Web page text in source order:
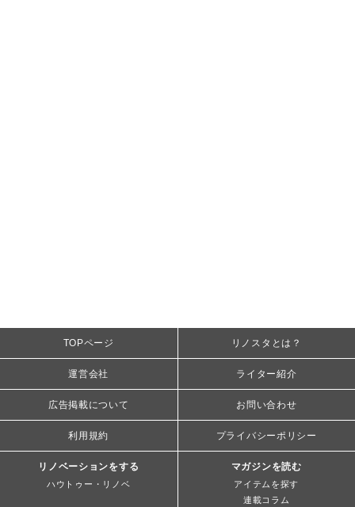
TOPページ リノスタとは？
運営会社 ライター紹介
広告掲載について お問い合わせ
利用規約 プライバシーポリシー
リノベーションをする
ハウトゥー・リノベ
マガジンを読む
アイテムを探す
連載コラム